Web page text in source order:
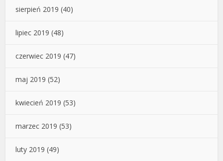
sierpień 2019 (40)
lipiec 2019 (48)
czerwiec 2019 (47)
maj 2019 (52)
kwiecień 2019 (53)
marzec 2019 (53)
luty 2019 (49)